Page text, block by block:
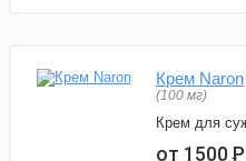
Крем Naron
(100 мг)
Крем для
от 1500Р